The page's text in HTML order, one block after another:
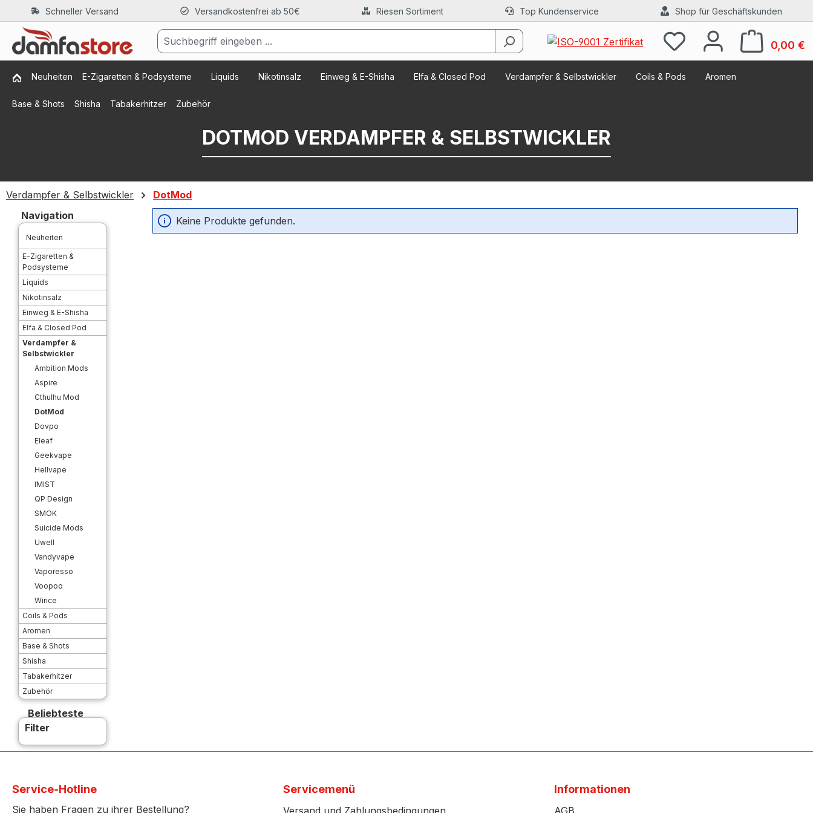
Hauptinhalt springen
Zur Suche springen
Zur Hauptnavigation springen
Schneller Versand Versandkostenfrei ab 50€ Riesen Sortiment Top Kundenservice Shop für Geschäftskunden
0,00 €
Neuheiten E-Zigaretten & Podsysteme Liquids Nikotinsalz Einweg & E-Shisha Elfa & Closed Pod Verdampfer & Selbstwickler Coils & Pods Aromen
Base & Shots Shisha Tabakerhitzer Zubehör
DOTMOD VERDAMPFER & SELBSTWICKLER
Verdampfer & Selbstwickler
DotMod
Navigation
Neuheiten
E-Zigaretten &
Podsysteme
Liquids
Nikotinsalz
Einweg & E-Shisha
Elfa & Closed Pod
Verdampfer &
Selbstwickler
Ambition Mods
Aspire
Cthulhu Mod
DotMod
Dovpo
Eleaf
Geekvape
Hellvape
IMIST
QP Design
SMOK
Suicide Mods
Uwell
Vandyvape
Vaporesso
Voopoo
Wirice
Coils & Pods
Aromen
Base & Shots
Shisha
Tabakerhitzer
Zubehör
Beliebteste
Filter
Keine Produkte gefunden.
Service-Hotline
Sie haben Fragen zu ihrer Bestellung?
Servicemenü
Versand und Zahlungsbedingungen
Informationen
AGB